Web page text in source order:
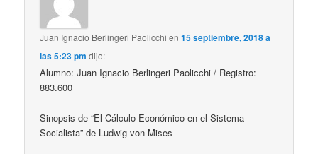
Juan Ignacio Berlingeri Paolicchi en15 septiembre, 2018 a
las 5:23 pm dijo:
Alumno: Juan Ignacio Berlingeri Paolicchi / Registro:
883.600
Sinopsis de “El Cálculo Económico en el Sistema
Socialista” de Ludwig von Mises